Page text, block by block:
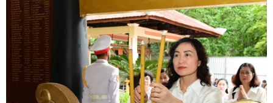
Việt Nam nằm trong nhóm 5 quốc gia
có nhiều chuyến bay qua Thái Lan
08/08/2026 06:38
59 năm ASEAN: Hy Lạp mong muốn